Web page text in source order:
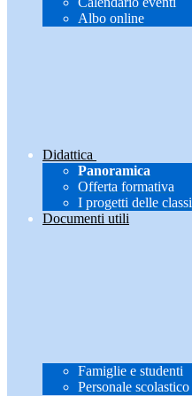
Albo online
Didattica
Panoramica
Offerta formativa
I progetti delle classi
Documenti utili
Famiglie e studenti
Personale scolastico